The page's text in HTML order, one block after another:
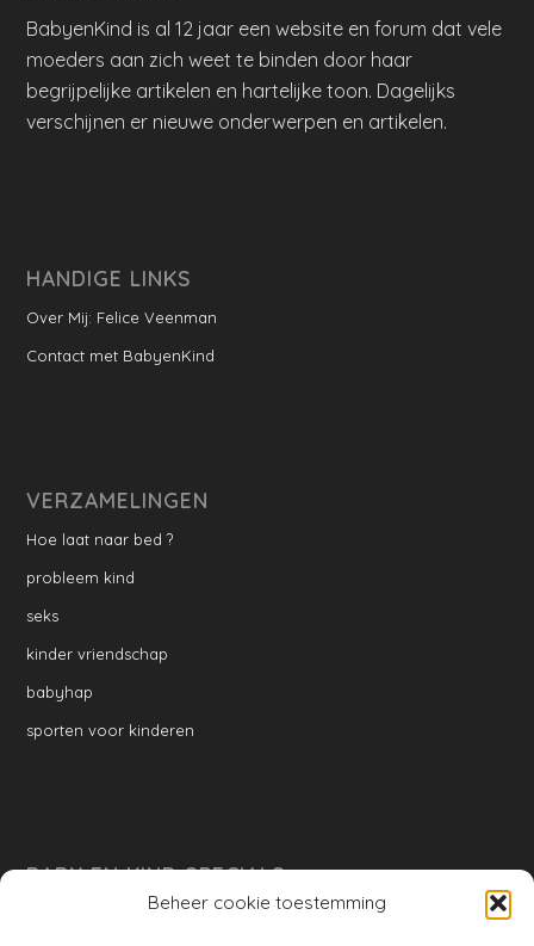
Beheer cookie toestemming
BabyenKind is al 12 jaar een website en forum dat vele
moeders aan zich weet te binden door haar
begrijpelijke artikelen en hartelijke toon. Dagelijks
verschijnen er nieuwe onderwerpen en artikelen.
HANDIGE LINKS
Over Mij: Felice Veenman
Contact met BabyenKind
VERZAMELINGEN
Hoe laat naar bed ?
probleem kind
seks
kinder vriendschap
babyhap
sporten voor kinderen
BABY EN KIND SPECIALS